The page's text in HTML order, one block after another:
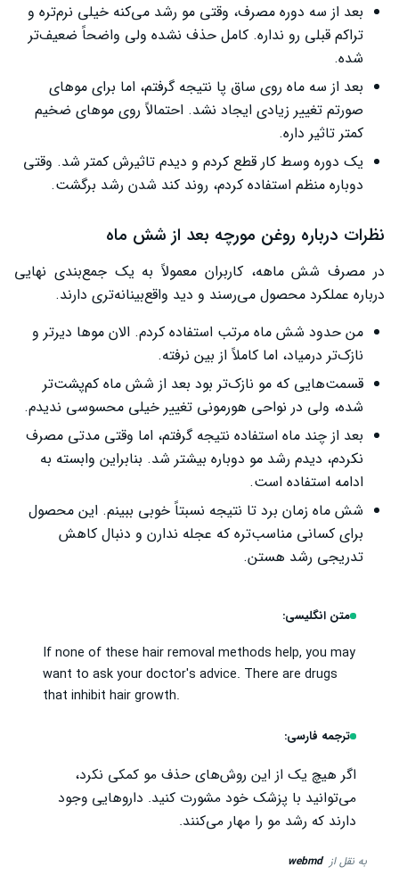
بعد از سه دوره مصرف، وقتی مو رشد می‌کنه خیلی نرم‌تره و
تراکم قبلی رو نداره. کامل حذف نشده ولی واضحاً ضعیف‌تر
شده.
بعد از سه ماه روی ساق پا نتیجه گرفتم، اما برای موهای
صورتم تغییر زیادی ایجاد نشد. احتمالاً روی موهای ضخیم
کمتر تاثیر داره.
یک دوره وسط کار قطع کردم و دیدم تاثیرش کمتر شد. وقتی
دوباره منظم استفاده کردم، روند کند شدن رشد برگشت.
نظرات درباره روغن مورچه بعد از شش ماه
در مصرف شش ماهه، کاربران معمولاً به یک جمع‌بندی نهایی
درباره عملکرد محصول می‌رسند و دید واقع‌بینانه‌تری دارند.
من حدود شش ماه مرتب استفاده کردم. الان موها دیرتر و
نازک‌تر درمیاد، اما کاملاً از بین نرفته.
قسمت‌هایی که مو نازک‌تر بود بعد از شش ماه کم‌پشت‌تر
شده، ولی در نواحی هورمونی تغییر خیلی محسوسی ندیدم.
بعد از چند ماه استفاده نتیجه گرفتم، اما وقتی مدتی مصرف
نکردم، دیدم رشد مو دوباره بیشتر شد. بنابراین وابسته به
ادامه استفاده است.
شش ماه زمان برد تا نتیجه نسبتاً خوبی ببینم. این محصول
برای کسانی مناسب‌تره که عجله ندارن و دنبال کاهش
تدریجی رشد هستن.
متن انگلیسی:
If none of these hair removal methods help, you may
want to ask your doctor's advice. There are drugs
that inhibit hair growth.
ترجمه فارسی:
اگر هیچ یک از این روش‌های حذف مو کمکی نکرد،
می‌توانید با پزشک خود مشورت کنید. داروهایی وجود
دارند که رشد مو را مهار می‌کنند.
به نقل از webmd